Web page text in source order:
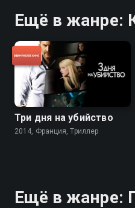
Ещё в жанре:
Три дня на убийство
2014, Франция, Триллер
Ещё в жанре: